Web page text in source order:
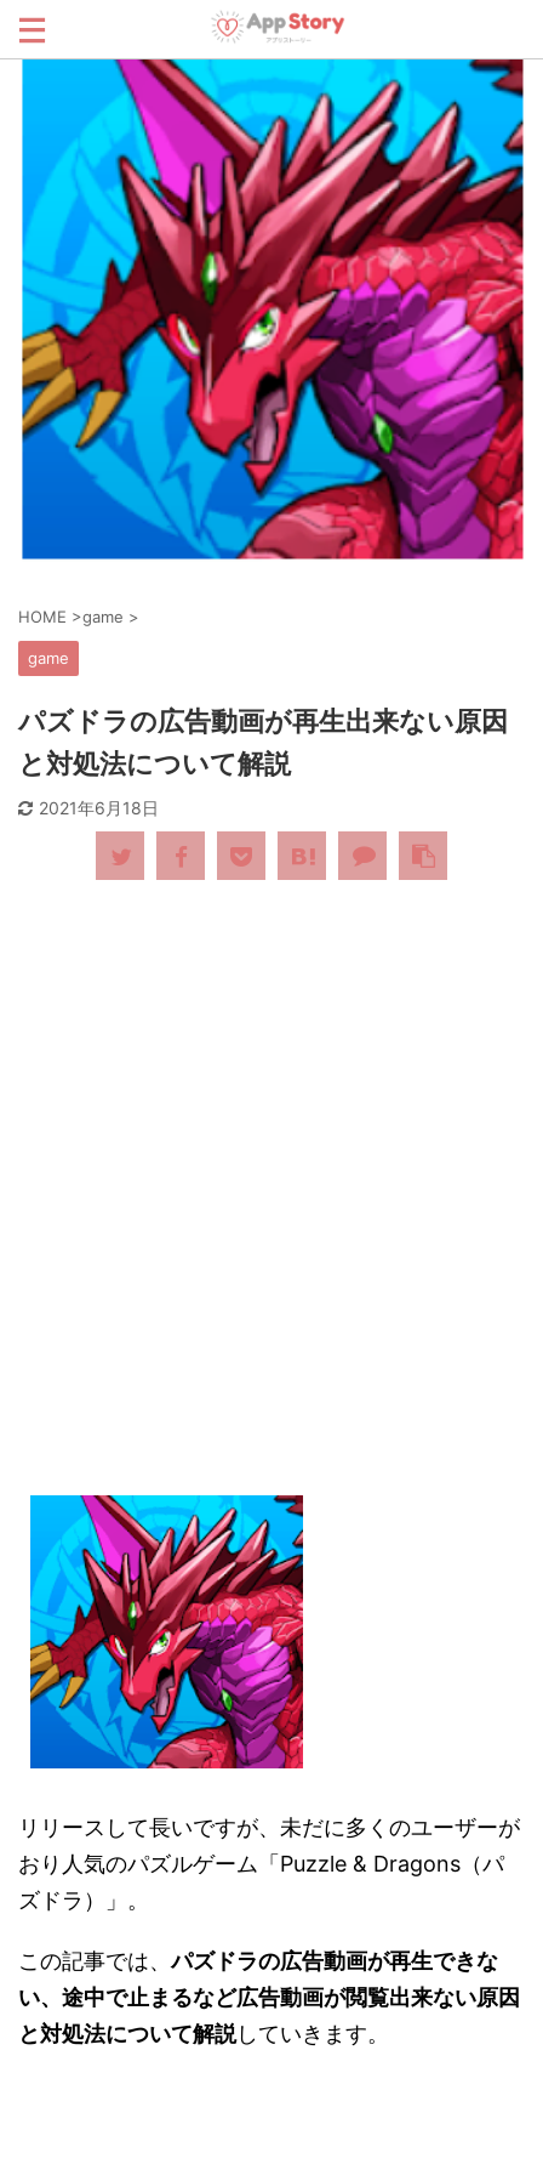
HOME >game >
game
パズドラの広告動画が再生出来ない原因
と対処法について解説
2021年6月18日
リリースして長いですが、未だに多くのユーザーが
おり人気のパズルゲーム「Puzzle & Dragons（パ
ズドラ）」。
この記事では、パズドラの広告動画が再生できな
い、途中で止まるなど広告動画が閲覧出来ない原因
と対処法について解説していきます。